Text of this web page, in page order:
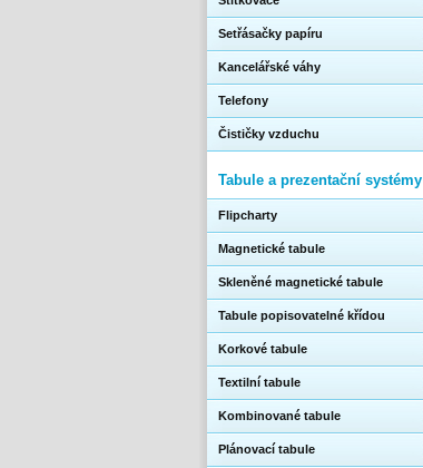
Setřásačky papíru
Kancelářské váhy
Telefony
Čističky vzduchu
Tabule a prezentační systémy
Flipcharty
Magnetické tabule
Skleněné magnetické tabule
Tabule popisovatelné křídou
Korkové tabule
Textilní tabule
Kombinované tabule
Plánovací tabule